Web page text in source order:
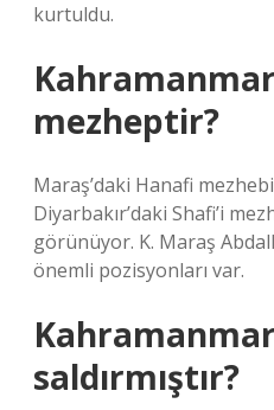
kurtuldu.
mezheptir?
Maraş’daki Hanafi
Diyarbakır’daki Shafi’i
görünüyor. K. Maraş
önemli pozisyonları var.
saldırmıştır?